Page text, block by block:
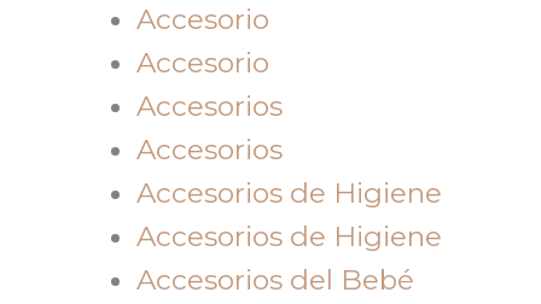
Accesorio
Accesorio
Accesorios
Accesorios
Accesorios de Higiene
Accesorios de Higiene
Accesorios del Bebé